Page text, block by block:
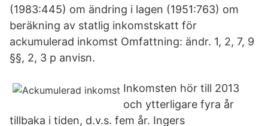
(1983:445) om ändring i lagen (1951:763) om
beräkning av statlig inkomstskatt för
ackumulerad inkomst Omfattning: ändr. 1, 2, 7, 9
§§, 2, 3 p anvisn.
Inkomsten hör till 2013
och ytterligare fyra år
tillbaka i tiden, d.v.s. fem år. Ingers